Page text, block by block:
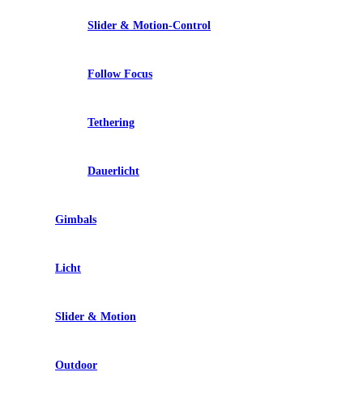
Slider & Motion-Control
Follow Focus
Tethering
Dauerlicht
Gimbals
Licht
Slider & Motion
Outdoor